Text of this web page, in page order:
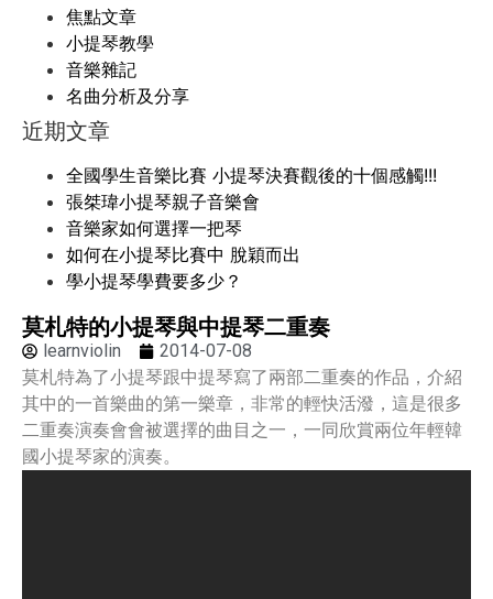
焦點文章
小提琴教學
音樂雜記
名曲分析及分享
近期文章
全國學生音樂比賽 小提琴決賽觀後的十個感觸!!!
張桀瑋小提琴親子音樂會
音樂家如何選擇一把琴
如何在小提琴比賽中 脫穎而出
學小提琴學費要多少？
莫札特的小提琴與中提琴二重奏
learnviolin
2014-07-08
莫札特為了小提琴跟中提琴寫了兩部二重奏的作品，介紹
其中的一首樂曲的第一樂章，非常的輕快活潑，這是很多
二重奏演奏會會被選擇的曲目之一，一同欣賞兩位年輕韓
國小提琴家的演奏。